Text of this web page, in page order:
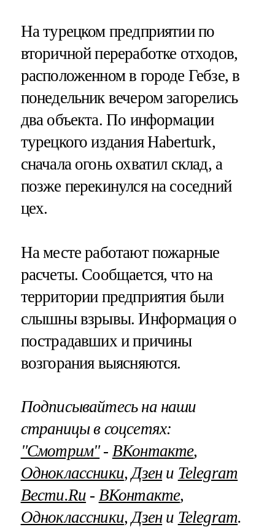
На турецком предприятии по
вторичной переработке отходов,
расположенном в городе Гебзе, в
понедельник вечером загорелись
два объекта. По информации
турецкого издания Haberturk,
сначала огонь охватил склад, а
позже перекинулся на соседний
цех.
На месте работают пожарные
расчеты. Сообщается, что на
территории предприятия были
слышны взрывы. Информация о
пострадавших и причины
возгорания выясняются.
Подписывайтесь на наши
страницы в соцсетях:
"Смотрим"‐ ВКонтакте,
Одноклассники, Дзени Telegram
Вести.Ru ‐ ВКонтакте,
Одноклассники, Дзени Telegram.